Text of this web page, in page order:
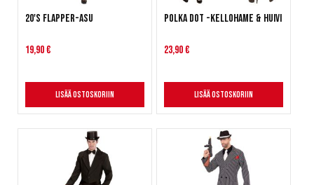
20's Flapper-asu
19,90 €
Lisää ostoskoriin
Polka Dot -kellohame & huivi
23,90 €
Lisää ostoskoriin